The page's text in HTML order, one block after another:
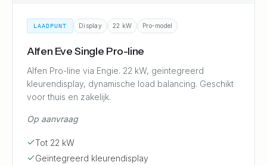
LAADPUNT Display 22 kW Pro-model
Alfen Eve Single Pro-line
Alfen Pro-line via Engie. 22 kW, geïntegreerd
kleurendisplay, dynamische load balancing. Geschikt
voor thuis en zakelijk.
Op aanvraag
Tot 22 kW
Geïntegreerd kleurendisplay